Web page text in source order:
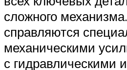
сложного
справляются
механическими
с гидравлическими и